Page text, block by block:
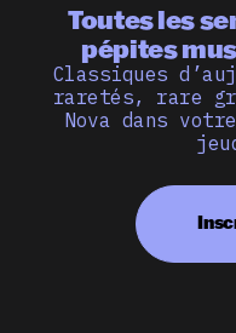
Toutes les
pépites
Classiques
raretés, rare
Nova dans